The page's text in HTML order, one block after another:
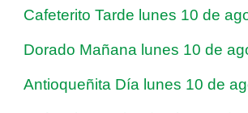
Cafeterito Tarde lunes 10 de
Dorado Mañana lunes 10 de
Antioqueñita Día lunes 10 de